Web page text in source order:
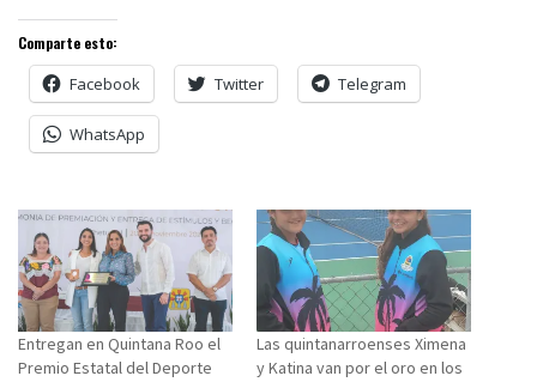
Comparte esto:
Facebook Twitter Telegram
WhatsApp
Entregan en Quintana Roo el
Premio Estatal del Deporte
Las quintanarroenses Ximena
y Katina van por el oro en los